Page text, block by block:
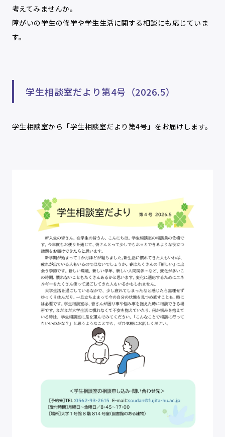
考えてみませんか。
障がいの学生の修学や学生生活に関する相談にも応じていま
す。
学生相談室だより第4号（2026.5）
学生相談室から「学生相談室だより第4号」をお届けします。